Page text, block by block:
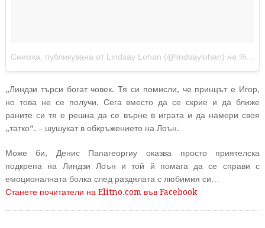
Снимка, публикувана от Lindsay Lohan (@lindsaylohan) на %месец %-ден %година в %-часа:%минути%сутрин/вечер ST
„Линдзи търси богат човек. Тя си помисли, че принцът е Игор,
но това не се получи. Сега вместо да се скрие и да ближе
раните си тя е решна да се върне в играта и да намери своя
„татко“. – шушукат в обкръжението на Лоън.
Може би, Денис Папагеоргиу оказва просто приятелска
подкрепа на Линдзи Лоън и той й помага да се справи с
емоционалната болка след раздялата с любимия си…
Станете почитатели на Elitno.com във Facebook